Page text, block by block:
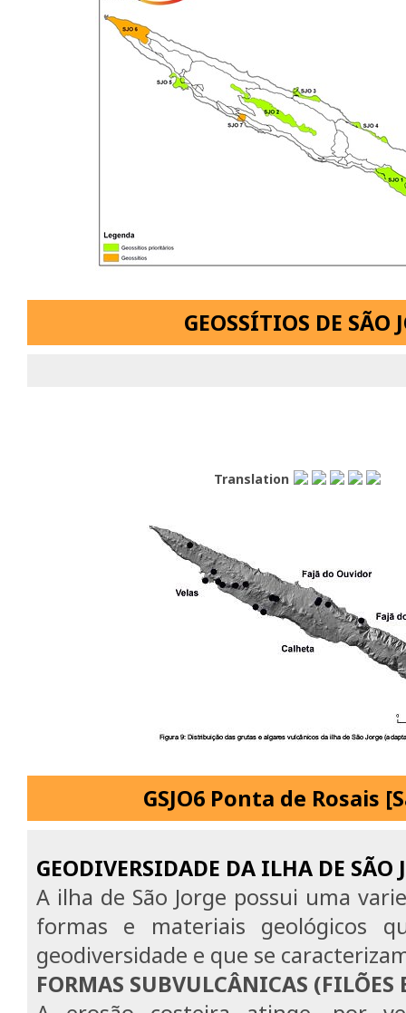
GEOSSÍTIOS DE SÃO
Translation
GSJO6 Ponta de Rosais
GEODIVERSIDADE DA ILHA DE SÃO
A ilha de São Jorge possui uma
formas e materiais geológicos
geodiversidade e que se
FORMAS SUBVULCÂNICAS (FILÕES